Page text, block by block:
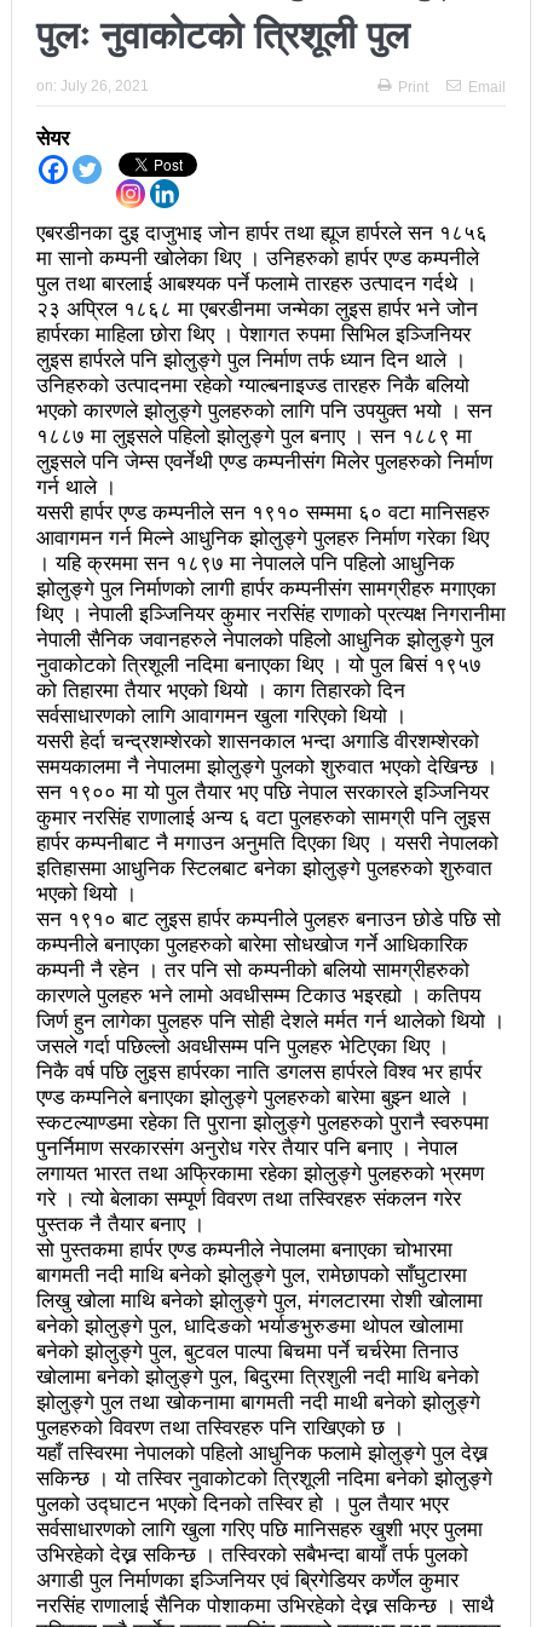
अझ सुदृढ बनाएको छः प्रचण्ड
छिटफुटबाहेक शान्तिपूर्ण रुपमा मतदान सम्पन्न
आज प्रतिनिधिसभा सदस्य निर्वाचनः देशैभर मतदान जारी
बैतडीमा जन्तिबस दुर्घटनाः १३ जनाको मृत्यु
कविता – अपजश
पुरस्कार वितरणबिनै काउन्सिलले सम्पन्न गर्‍यो वार्षिकोत्सव
हितेन्द्रदेव शाक्यलाई पद छाड्नुपर्ने नैतिक दबाबः समय बुझेर
बाटो खुलाउन मन्त्री घिसिङको म्यासेज
खतिवडाको नयाँ गीत जमाना आजकाल
सहनशीलताको ब्रेक
राममाया च्यामिनीसँग दशरथ चन्दको अनुरोध – प्रेमविनोद नन्दन
चलचित्र विकास बोर्डका नवनियुक्त सदस्य गणेश सुवेदीलाई
आइएनएनएफद्वारा सम्मान
एनआरएनए बेलायतको अध्यक्षमा जिलिङका पुडासैनी
महानगर यातायातले थप्यो १२ वटा विद्युतीय बस
गणेश पण्डितको कवितासङ्ग्रह कालापानी लोकार्पण
फोहोरमैला व्यवस्थापन संघ नेपालको अध्यक्षमा नुवाकोटका घिमिरे
निर्वाचित
कविता – सुख भोग
समाचार हटाउने अदालतको आदेश र पत्रकार पक्राउ पुर्जीबारे
काउन्सिल सुक्ष्म अध्ययनमा
लोकतान्त्रिक सहिद सन्तति वृत्ति कोष स्थापनाः सहिदका
बालबालिकाको शिक्षामा खर्च हुने
महिनावारी स्वच्छताका लागि ३९२ साइकल यात्रीको
सचेतनामूलक र्‍याली
नवलपरासी काठमाडौँ सम्पर्क समन्वय समितिको अध्यक्षमा
विश्वकर्मा
राजावादीको आन्दोलनः आगलागीमा पत्रकारको मृत्यु
कर्फ्यु लागे पनि तीनकुने क्षेत्र अझै अशान्तः सडकमा सेना
परिचालन
राजावादीको प्रदर्शन थप उग्रः केही स्थानमा कर्फ्यु आदेश
काठमाडौँमा माओवादीको नेतृत्वमा विशाल जनप्रदर्शन
राजावादी र प्रहरीबिच झडपः तीनकुने-वानेश्वर क्षेत्र तनावग्रस्त
लव प्याकुरेलद्वारा निर्देशित वृत्तचित्र ‘गर्ल्स रिराइटिङ डेस्टीनी’
लाई अडियन्स च्वाइस अवार्ड
पुलः नुवाकोटको त्रिशूली पुल
on: July 26, 2021 Print Email
सेयर
एबरडीनका दुइ दाजुभाइ जोन हार्पर तथा ह्यूज हार्परले सन १८५६
मा सानो कम्पनी खोलेका थिए । उनिहरुको हार्पर एण्ड कम्पनीले
पुल तथा बारलाई आबश्यक पर्ने फलामे तारहरु उत्पादन गर्दथे ।
२३ अप्रिल १८६८ मा एबरडीनमा जन्मेका लुइस हार्पर भने जोन
हार्परका माहिला छोरा थिए । पेशागत रुपमा सिभिल इञ्जिनियर
लुइस हार्परले पनि झोलुङ्गे पुल निर्माण तर्फ ध्यान दिन थाले ।
उनिहरुको उत्पादनमा रहेको ग्याल्बनाइज्ड तारहरु निकै बलियो
भएको कारणले झोलुङ्गे पुलहरुको लागि पनि उपयुक्त भयो । सन
१८८७ मा लुइसले पहिलो झोलुङ्गे पुल बनाए । सन १८८९ मा
लुइसले पनि जेम्स एवर्नेथी एण्ड कम्पनीसंग मिलेर पुलहरुको निर्माण
गर्न थाले ।
यसरी हार्पर एण्ड कम्पनीले सन १९१० सम्ममा ६० वटा मानिसहरु
आवागमन गर्न मिल्ने आधुनिक झोलुङ्गे पुलहरु निर्माण गरेका थिए
। यहि क्रममा सन १८९७ मा नेपालले पनि पहिलो आधुनिक
झोलुङ्गे पुल निर्माणको लागी हार्पर कम्पनीसंग सामग्रीहरु मगाएका
थिए । नेपाली इञ्जिनियर कुमार नरसिंह राणाको प्रत्यक्ष निगरानीमा
नेपाली सैनिक जवानहरुले नेपालको पहिलो आधुनिक झोलुङ्गे पुल
नुवाकोटको त्रिशूली नदिमा बनाएका थिए । यो पुल बिसं १९५७
को तिहारमा तैयार भएको थियो । काग तिहारको दिन
सर्वसाधारणको लागि आवागमन खुला गरिएको थियो ।
यसरी हेर्दा चन्द्रशम्शेरको शासनकाल भन्दा अगाडि वीरशम्शेरको
समयकालमा नै नेपालमा झोलुङ्गे पुलको शुरुवात भएको देखिन्छ ।
सन १९०० मा यो पुल तैयार भए पछि नेपाल सरकारले इञ्जिनियर
कुमार नरसिंह राणालाई अन्य ६ वटा पुलहरुको सामग्री पनि लुइस
हार्पर कम्पनीबाट नै मगाउन अनुमति दिएका थिए । यसरी नेपालको
इतिहासमा आधुनिक स्टिलबाट बनेका झोलुङ्गे पुलहरुको शुरुवात
भएको थियो ।
सन १९१० बाट लुइस हार्पर कम्पनीले पुलहरु बनाउन छोडे पछि सो
कम्पनीले बनाएका पुलहरुको बारेमा सोधखोज गर्ने आधिकारिक
कम्पनी नै रहेन । तर पनि सो कम्पनीको बलियो सामग्रीहरुको
कारणले पुलहरु भने लामो अवधीसम्म टिकाउ भइरह्यो । कतिपय
जिर्ण हुन लागेका पुलहरु पनि सोही देशले मर्मत गर्न थालेको थियो ।
जसले गर्दा पछिल्लो अवधीसम्म पनि पुलहरु भेटिएका थिए ।
निकै वर्ष पछि लुइस हार्परका नाति डगलस हार्परले विश्व भर हार्पर
एण्ड कम्पनिले बनाएका झोलुङ्गे पुलहरुको बारेमा बुझ्न थाले ।
स्कटल्याण्डमा रहेका ति पुराना झोलुङ्गे पुलहरुको पुरानै स्वरुपमा
पुनर्निमाण सरकारसंग अनुरोध गरेर तैयार पनि बनाए । नेपाल
लगायत भारत तथा अफ्रिकामा रहेका झोलुङ्गे पुलहरुको भ्रमण
गरे । त्यो बेलाका सम्पूर्ण विवरण तथा तस्विरहरु संकलन गरेर
पुस्तक नै तैयार बनाए ।
सो पुस्तकमा हार्पर एण्ड कम्पनीले नेपालमा बनाएका चोभारमा
बागमती नदी माथि बनेको झोलुङ्गे पुल, रामेछापको साँघुटारमा
लिखु खोला माथि बनेको झोलुङ्गे पुल, मंगलटारमा रोशी खोलामा
बनेको झोलुङ्गे पुल, धादिङको भर्याङभुरुङमा थोपल खोलामा
बनेको झोलुङ्गे पुल, बुटवल पाल्पा बिचमा पर्ने चर्चरेमा तिनाउ
खोलामा बनेको झोलुङ्गे पुल, बिदुरमा त्रिशुली नदी माथि बनेको
झोलुङ्गे पुल तथा खोकनामा बागमती नदी माथी बनेको झोलुङ्गे
पुलहरुको विवरण तथा तस्विरहरु पनि राखिएको छ ।
यहाँ तस्विरमा नेपालको पहिलो आधुनिक फलामे झोलुङ्गे पुल देख्न
सकिन्छ । यो तस्विर नुवाकोटको त्रिशूली नदिमा बनेको झोलुङ्गे
पुलको उद्घाटन भएको दिनको तस्विर हो । पुल तैयार भएर
सर्वसाधारणको लागि खुला गरिए पछि मानिसहरु खुशी भएर पुलमा
उभिरहेको देख्न सकिन्छ । तस्विरको सबैभन्दा बायाँ तर्फ पुलको
अगाडी पुल निर्माणका इञ्जिनियर एवं ब्रिगेडियर कर्णेल कुमार
नरसिंह राणालाई सैनिक पोशाकमा उभिरहेको देख्न सकिन्छ । साथै